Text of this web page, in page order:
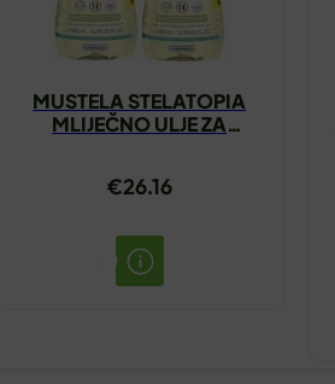
MUSTELA STELATOPIA
MLIJEČNO ULJE ZA
€26.16